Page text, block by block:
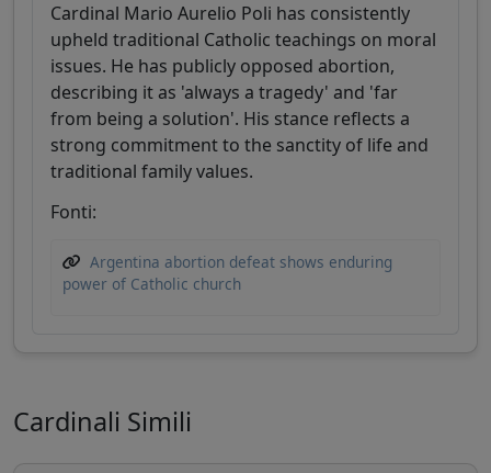
Cardinal Mario Aurelio Poli has consistently
upheld traditional Catholic teachings on moral
issues. He has publicly opposed abortion,
describing it as 'always a tragedy' and 'far
from being a solution'. His stance reflects a
strong commitment to the sanctity of life and
traditional family values.
Fonti:
Argentina abortion defeat shows enduring
power of Catholic church
Cardinali Simili